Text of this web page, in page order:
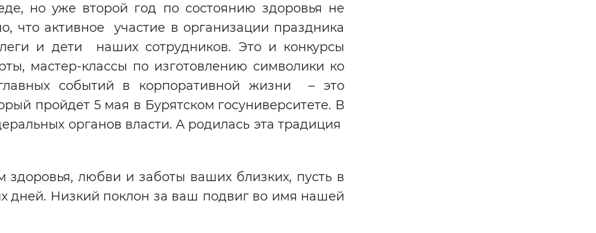
но уже второй год по состоянию здоровья не
что активное участие в организации праздника
и дети наших сотрудников. Это и конкурсы
мастер-классы по изготовлению символики ко
событий в корпоративной жизни – это
пройдет 5 мая в Бурятском госуниверситете. В
органов власти. А родилась эта традиция
любви и заботы ваших близких, пусть в
дней. Низкий поклон за ваш подвиг во имя нашей